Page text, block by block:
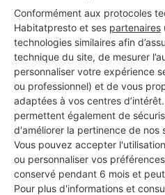
Conformément aux protocoles
Habitatpresto et ses partenaires
technologies similaires afin
technique du site, de mesurer
personnaliser votre expérience
ou professionnel) et de vous
adaptées à vos centres
permettent également de
d'améliorer la pertinence de nos
Vous pouvez accepter
ou personnaliser vos
conservé pendant 6 mois et
Pour plus d'informations et
DEMANDER